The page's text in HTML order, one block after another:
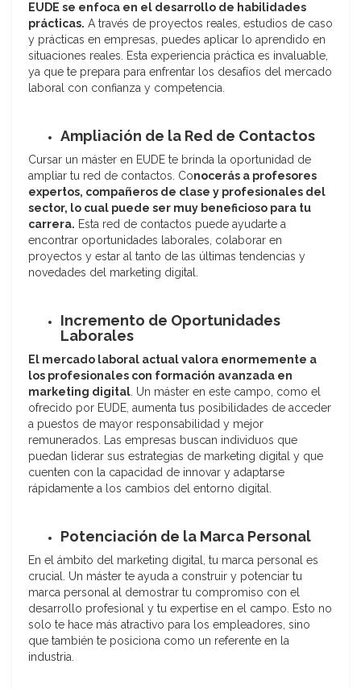
EUDE se enfoca en el desarrollo de habilidades
prácticas. A través de proyectos reales, estudios de caso
y prácticas en empresas, puedes aplicar lo aprendido en
situaciones reales. Esta experiencia práctica es invaluable,
ya que te prepara para enfrentar los desafíos del mercado
laboral con confianza y competencia.
Ampliación de la Red de Contactos
Cursar un máster en EUDE te brinda la oportunidad de
ampliar tu red de contactos. Conocerás a profesores
expertos, compañeros de clase y profesionales del
sector, lo cual puede ser muy beneficioso para tu
carrera. Esta red de contactos puede ayudarte a
encontrar oportunidades laborales, colaborar en
proyectos y estar al tanto de las últimas tendencias y
novedades del marketing digital.
Incremento de Oportunidades
Laborales
El mercado laboral actual valora enormemente a
los profesionales con formación avanzada en
marketing digital. Un máster en este campo, como el
ofrecido por EUDE, aumenta tus posibilidades de acceder
a puestos de mayor responsabilidad y mejor
remunerados. Las empresas buscan individuos que
puedan liderar sus estrategias de marketing digital y que
cuenten con la capacidad de innovar y adaptarse
rápidamente a los cambios del entorno digital.
Potenciación de la Marca Personal
En el ámbito del marketing digital, tu marca personal es
crucial. Un máster te ayuda a construir y potenciar tu
marca personal al demostrar tu compromiso con el
desarrollo profesional y tu expertise en el campo. Esto no
solo te hace más atractivo para los empleadores, sino
que también te posiciona como un referente en la
industria.